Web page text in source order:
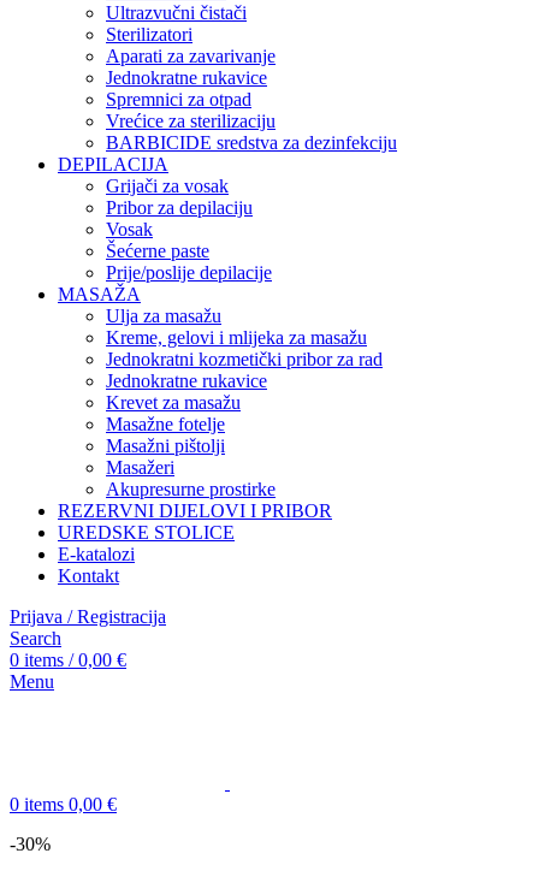
Ultrazvučni čistači
Sterilizatori
Aparati za zavarivanje
Jednokratne rukavice
Spremnici za otpad
Vrećice za sterilizaciju
BARBICIDE sredstva za dezinfekciju
DEPILACIJA
Grijači za vosak
Pribor za depilaciju
Vosak
Šećerne paste
Prije/poslije depilacije
MASAŽA
Ulja za masažu
Kreme, gelovi i mlijeka za masažu
Jednokratni kozmetički pribor za rad
Jednokratne rukavice
Krevet za masažu
Masažne fotelje
Masažni pištolji
Masažeri
Akupresurne prostirke
REZERVNI DIJELOVI I PRIBOR
UREDSKE STOLICE
E-katalozi
Kontakt
Prijava / Registracija
Search
0 items / 0,00 €
Menu
0 items 0,00 €
-30%